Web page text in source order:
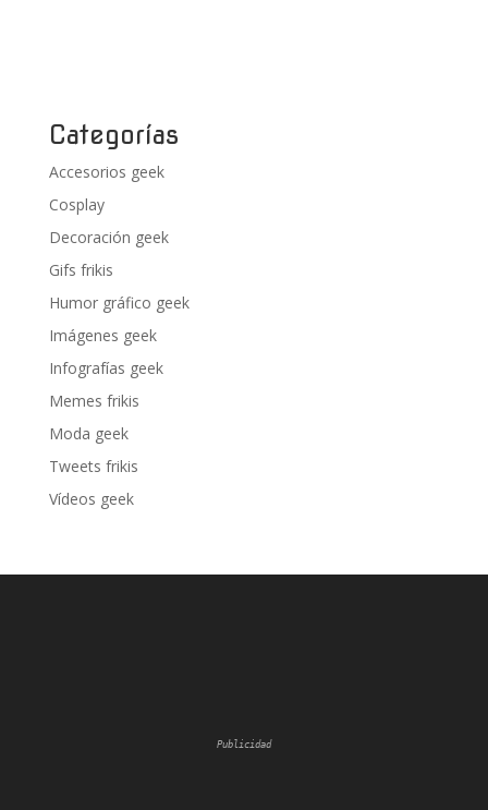
Categorías
Accesorios geek
Cosplay
Decoración geek
Gifs frikis
Humor gráfico geek
Imágenes geek
Infografías geek
Memes frikis
Moda geek
Tweets frikis
Vídeos geek
Publicidad